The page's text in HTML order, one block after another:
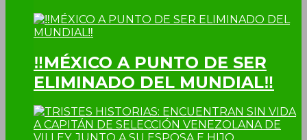
‼MÉXICO A PUNTO DE SER
ELIMINADO DEL MUNDIAL‼